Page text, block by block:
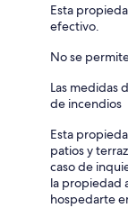
Esta
efectivo.
No se
Las medidas
de incendios
Esta
patios y
caso de
la propiedad
hospedarte